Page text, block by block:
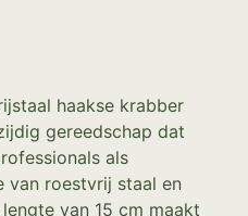
haakse krabber
gereedschap dat
als
van roestvrij staal en
van 15 cm maakt